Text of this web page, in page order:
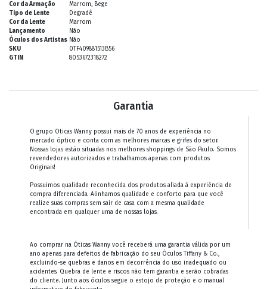
Cor da Armação
Marrom, Bege
Tipo de Lente
Degradê
Cor da Lente
Marrom
Lançamento
Não
Óculos dos Artistas Não
SKU
0TF409881513B56
GTIN
8053672318272
Garantia
O grupo Oticas Wanny possui mais de 70 anos de experiência no
mercado óptico e conta com as melhores marcas e grifes do setor.
Nossas lojas estão situadas nos melhores shoppings de São Paulo. Somos
revendedores autorizados e trabalhamos apenas com produtos
Originais!
Possuimos qualidade reconhecida dos produtos aliada à experiência de
compra diferenciada. Alinhamos qualidade e conforto para que você
realize suas compras sem sair de casa com a mesma qualidade
encontrada em qualquer uma de nossas lojas.
Ao comprar na Óticas Wanny você receberá uma garantia válida por um
ano apenas para defeitos de fabricação do seu Óculos Tiffany & Co.,
excluindo-se quebras e danos em decorrência do uso inadequado ou
acidentes. Quebra de lente e riscos não tem garantia e serão cobradas
do cliente. Junto aos óculos segue o estojo de proteção e o manual